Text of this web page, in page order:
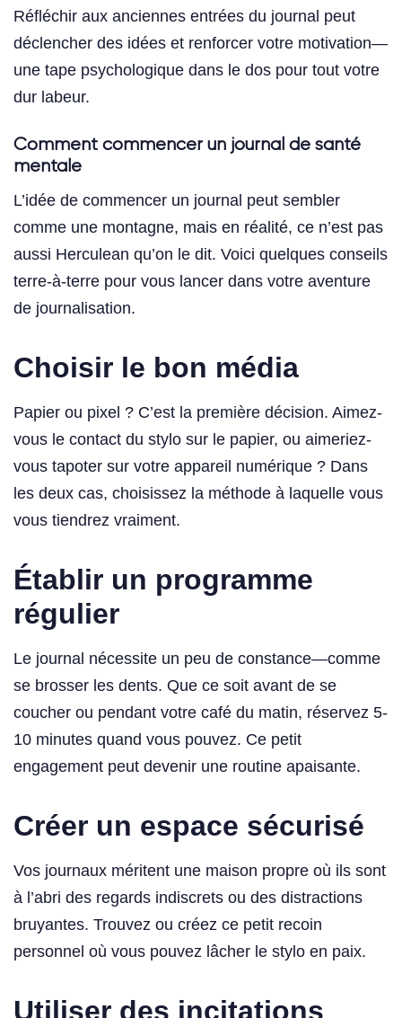
Réfléchir aux anciennes entrées du journal peut
déclencher des idées et renforcer votre motivation—
une tape psychologique dans le dos pour tout votre
dur labeur.
Comment commencer un journal de santé
mentale
L’idée de commencer un journal peut sembler
comme une montagne, mais en réalité, ce n’est pas
aussi Herculean qu’on le dit. Voici quelques conseils
terre-à-terre pour vous lancer dans votre aventure
de journalisation.
Choisir le bon média
Papier ou pixel ? C’est la première décision. Aimez-
vous le contact du stylo sur le papier, ou aimeriez-
vous tapoter sur votre appareil numérique ? Dans
les deux cas, choisissez la méthode à laquelle vous
vous tiendrez vraiment.
Établir un programme
régulier
Le journal nécessite un peu de constance—comme
se brosser les dents. Que ce soit avant de se
coucher ou pendant votre café du matin, réservez 5-
10 minutes quand vous pouvez. Ce petit
engagement peut devenir une routine apaisante.
Créer un espace sécurisé
Vos journaux méritent une maison propre où ils sont
à l’abri des regards indiscrets ou des distractions
bruyantes. Trouvez ou créez ce petit recoin
personnel où vous pouvez lâcher le stylo en paix.
Utiliser des incitations